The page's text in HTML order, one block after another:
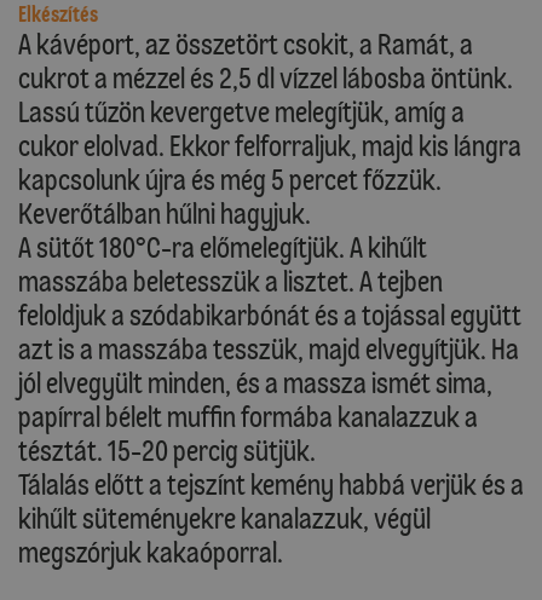
Elkészítés
A kávéport, az összetört csokit, a Ramát, a
cukrot a mézzel és 2,5 dl vízzel lábosba öntünk.
Lassú tűzön kevergetve melegítjük, amíg a
cukor elolvad. Ekkor felforraljuk, majd kis lángra
kapcsolunk újra és még 5 percet főzzük.
Keverőtálban hűlni hagyjuk.
A sütőt 180°C-ra előmelegítjük. A kihűlt
masszába beletesszük a lisztet. A tejben
feloldjuk a szódabikarbónát és a tojással együtt
azt is a masszába tesszük, majd elvegyítjük. Ha
jól elvegyült minden, és a massza ismét sima,
papírral bélelt muffin formába kanalazzuk a
tésztát. 15-20 percig sütjük.
Tálalás előtt a tejszínt kemény habbá verjük és a
kihűlt süteményekre kanalazzuk, végül
megszórjuk kakaóporral.